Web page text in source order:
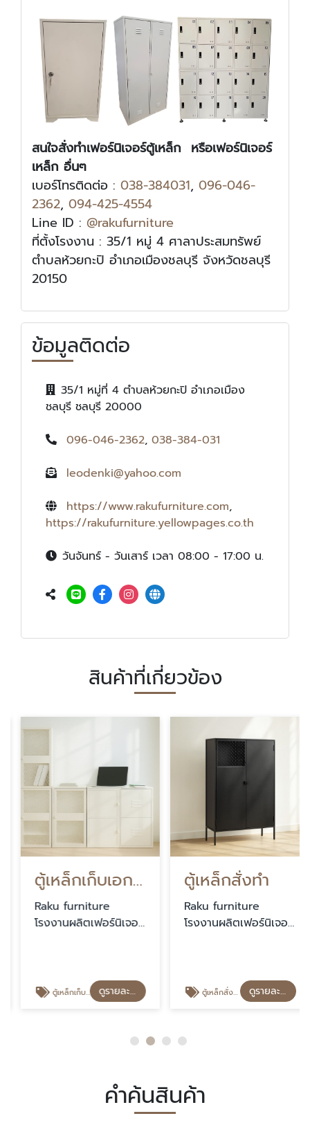
สนใจสั่งทำเฟอร์นิเจอร์ตู้เหล็ก หรือเฟอร์นิเจอร์
เหล็ก อื่นๆ
เบอร์โทรติดต่อ : 038-384031, 096-046-
2362, 094-425-4554
Line ID : @rakufurniture
ที่ตั้งโรงงาน : 35/1 หมู่ 4 ศาลาประสมทรัพย์
ตำบลห้วยกะปิ อำเภอเมืองชลบุรี จังหวัดชลบุรี
20150
ข้อมูลติดต่อ
35/1 หมู่ที่ 4 ตำบลห้วยกะปิ อำเภอเมือง
ชลบุรี ชลบุรี 20000
096-046-2362, 038-384-031
leodenki@yahoo.com
https://www.rakufurniture.com,
https://rakufurniture.yellowpages.co.th
วันจันทร์ - วันเสาร์ เวลา 08:00 - 17:00 น.
สินค้าที่เกี่ยวข้อง
ตู้เหล็กเก็บเอกสาร
Raku furniture
โรงงานผลิตเฟอร์นิเจอร์
ตู้เหล็กเก็บเอกสาร ดูรายละเอียด
ตู้เหล็กสั่งทำ
Raku furniture
โรงงานผลิตเฟอร์นิเจอร์
ตู้เหล็กสั่งทำ ดูรายละเอียด
คำค้นสินค้า